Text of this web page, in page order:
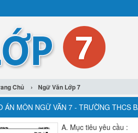
Chủ › Ngữ Văn Lớp 7
ÁN MÔN NGỮ VĂN 7 - TRƯỜNG THCS
A. Mục tiêu yêu cầu :